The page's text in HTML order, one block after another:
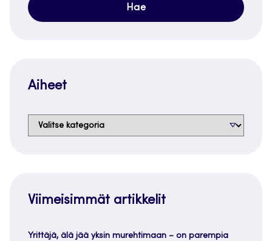
Aiheet
Aiheet
Viimeisimmät artikkelit
Yrittäjä, älä jää yksin murehtimaan – on parempia